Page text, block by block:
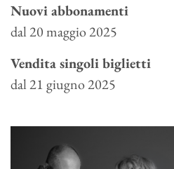
Nuovi abbonamenti
dal 20 maggio 2025
Vendita singoli biglietti
dal 21 giugno 2025